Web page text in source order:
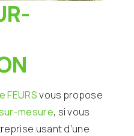
FEURSvous propose
mesure, si vous
usant d’une